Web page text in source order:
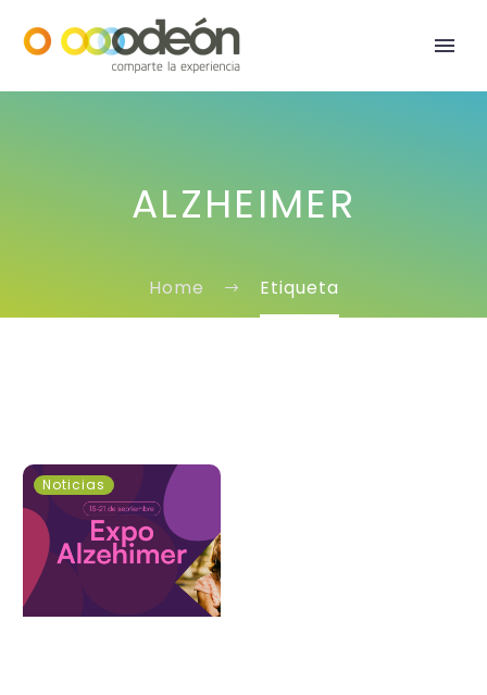
ALZHEIMER
Home Etiqueta
Exposición
sobre
el
Alzheimer
Noticias